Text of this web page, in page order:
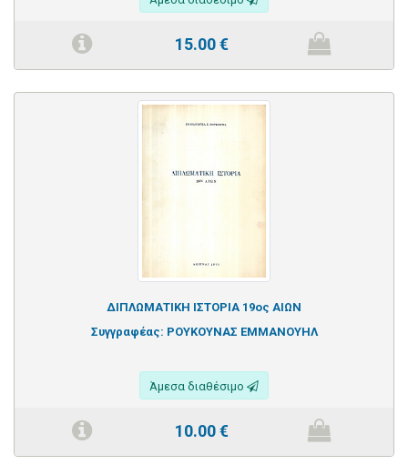
15.00€
ΔΙΠΛΩΜΑΤΙΚΗ ΙΣΤΟΡΙΑ 19ος ΑΙΩΝ
Συγγραφέας: ΡΟΥΚΟΥΝΑΣ ΕΜΜΑΝΟΥΗΛ
Άμεσα διαθέσιμο
10.00€